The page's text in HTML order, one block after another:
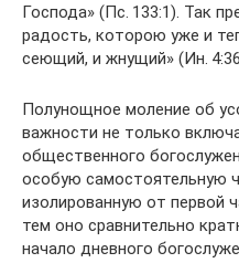
Господа» (Пс. 133:1). Так
радость, которою уже и
сеющий, и жнущий» (Ин.
Полунощное моление об
важности не только
общественного
особую самостоятельную
изолированную от первой
тем оно сравнительно
начало дневного